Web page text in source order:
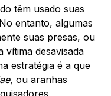
têm usado suas
entanto, algumas
suas presas, ou
vítima desavisada
estratégia é a que
, ou aranhas